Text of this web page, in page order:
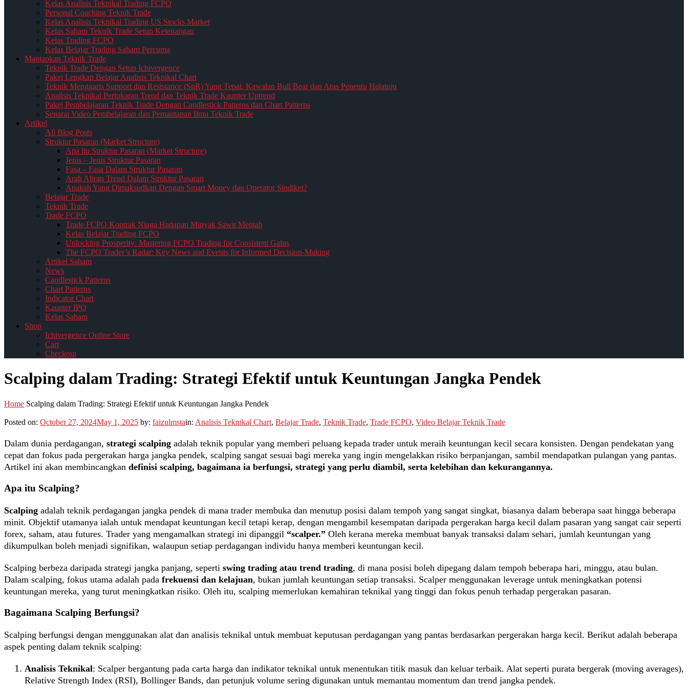
Kelas Analisis Teknikal Trading FCPO
Personal Coaching Teknik Trade
Kelas Analisis Teknikal Trading US Stocks Market
Kelas Saham Teknik Trade Setup Ketenangan
Kelas Trading FCPO
Kelas Belajar Trading Saham Percuma
Mantapkan Teknik Trade
Teknik Trade Dengan Setup Ichivergence
Pakej Lengkap Belajar Analisis Teknikal Chart
Teknik Menggaris Support dan Resistance (SnR) Yang Tepat, Kawalan Bull Bear dan Aras Penentu Halatuju
Analisis Teknikal Pertukaran Trend dan Teknik Trade Kaunter Uptrend
Pakej Pembelajaran Teknik Trade Dengan Candlestick Patterns dan Chart Patterns
Senarai Video Pembelajaran dan Pemantapan Ilmu Teknik Trade
Artikel
All Blog Posts
Struktur Pasaran (Market Structure)
Apa itu Struktur Pasaran (Market Structure)
Jenis – Jenis Struktur Pasaran
Fasa – Fasa Dalam Struktur Pasaran
Arah Aliran Trend Dalam Struktur Pasaran
Apakah Yang Dimaksudkan Dengan Smart Money dan Operator Sindiket?
Belajar Trade
Teknik Trade
Trade FCPO
Trade FCPO Kontrak Niaga Hadapan Minyak Sawit Mentah
Kelas Belajar Trading FCPO
Unlocking Prosperity: Mastering FCPO Trading for Consistent Gains
The FCPO Trader’s Radar: Key News and Events for Informed Decision-Making
Artikel Saham
News
Candlestick Patterns
Chart Patterns
Indicator Chart
Kaunter IPO
Kelas Saham
Shop
Ichivergence Online Store
Cart
Checkout
Scalping dalam Trading: Strategi Efektif untuk Keuntungan Jangka Pendek
Home Scalping dalam Trading: Strategi Efektif untuk Keuntungan Jangka Pendek
Posted on: October 27, 2024May 1, 2025 by: faizulmstain: Analisis Teknikal Chart, Belajar Trade, Teknik Trade, Trade FCPO, Video Belajar Teknik Trade
Dalam dunia perdagangan, strategi scalping adalah teknik popular yang memberi peluang kepada trader untuk meraih keuntungan kecil secara konsisten. Dengan pendekatan yang
cepat dan fokus pada pergerakan harga jangka pendek, scalping sangat sesuai bagi mereka yang ingin mengelakkan risiko berpanjangan, sambil mendapatkan pulangan yang pantas.
Artikel ini akan membincangkan definisi scalping, bagaimana ia berfungsi, strategi yang perlu diambil, serta kelebihan dan kekurangannya.
Apa itu Scalping?
Scalping adalah teknik perdagangan jangka pendek di mana trader membuka dan menutup posisi dalam tempoh yang sangat singkat, biasanya dalam beberapa saat hingga beberapa
minit. Objektif utamanya ialah untuk mendapat keuntungan kecil tetapi kerap, dengan mengambil kesempatan daripada pergerakan harga kecil dalam pasaran yang sangat cair seperti
forex, saham, atau futures. Trader yang mengamalkan strategi ini dipanggil “scalper.” Oleh kerana mereka membuat banyak transaksi dalam sehari, jumlah keuntungan yang
dikumpulkan boleh menjadi signifikan, walaupun setiap perdagangan individu hanya memberi keuntungan kecil.
Scalping berbeza daripada strategi jangka panjang, seperti swing trading atau trend trading, di mana posisi boleh dipegang dalam tempoh beberapa hari, minggu, atau bulan.
Dalam scalping, fokus utama adalah pada frekuensi dan kelajuan, bukan jumlah keuntungan setiap transaksi. Scalper menggunakan leverage untuk meningkatkan potensi
keuntungan mereka, yang turut meningkatkan risiko. Oleh itu, scalping memerlukan kemahiran teknikal yang tinggi dan fokus penuh terhadap pergerakan pasaran.
Bagaimana Scalping Berfungsi?
Scalping berfungsi dengan menggunakan alat dan analisis teknikal untuk membuat keputusan perdagangan yang pantas berdasarkan pergerakan harga kecil. Berikut adalah beberapa
aspek penting dalam teknik scalping:
Analisis Teknikal: Scalper bergantung pada carta harga dan indikator teknikal untuk menentukan titik masuk dan keluar terbaik. Alat seperti purata bergerak (moving averages),
Relative Strength Index (RSI), Bollinger Bands, dan petunjuk volume sering digunakan untuk memantau momentum dan trend jangka pendek.